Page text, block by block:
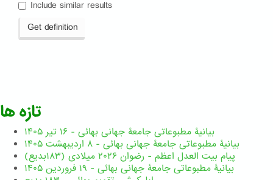
Include similar results
Get definition
تازه ها
بیانیۀ مطبوعاتی جامعۀ جهانی بهائی - ۱۶ تیر ۱۴۰۵
بیانیۀ مطبوعاتی جامعۀ جهانی بهائی - ۸ اردیبهشت ۱۴۰۵
پیام بیت العدل اعظم - رضوان ۲۰۲۶ میلادی (۱۸۳بدیع)
بیانیۀ مطبوعاتی جامعۀ جهانی بهائی - ۱۹ فروردین ۱۴۰۵